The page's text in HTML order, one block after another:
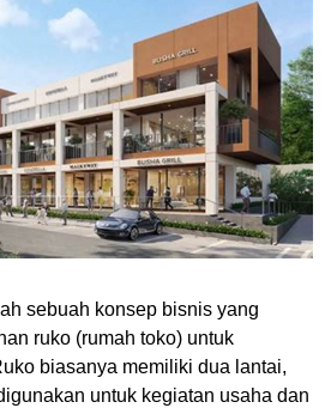
sebuah konsep bisnis yang
ruko (rumah toko) untuk
biasanya memiliki dua lantai,
untuk kegiatan usaha dan